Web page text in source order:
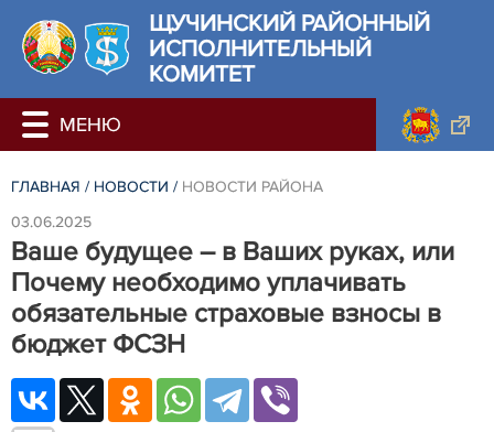
ЩУЧИНСКИЙ РАЙОННЫЙ
ИСПОЛНИТЕЛЬНЫЙ
КОМИТЕТ
ГЛАВНАЯ / НОВОСТИ / НОВОСТИ РАЙОНА
03.06.2025
Ваше будущее – в Ваших руках, или
Почему необходимо уплачивать
обязательные страховые взносы в
бюджет ФСЗН